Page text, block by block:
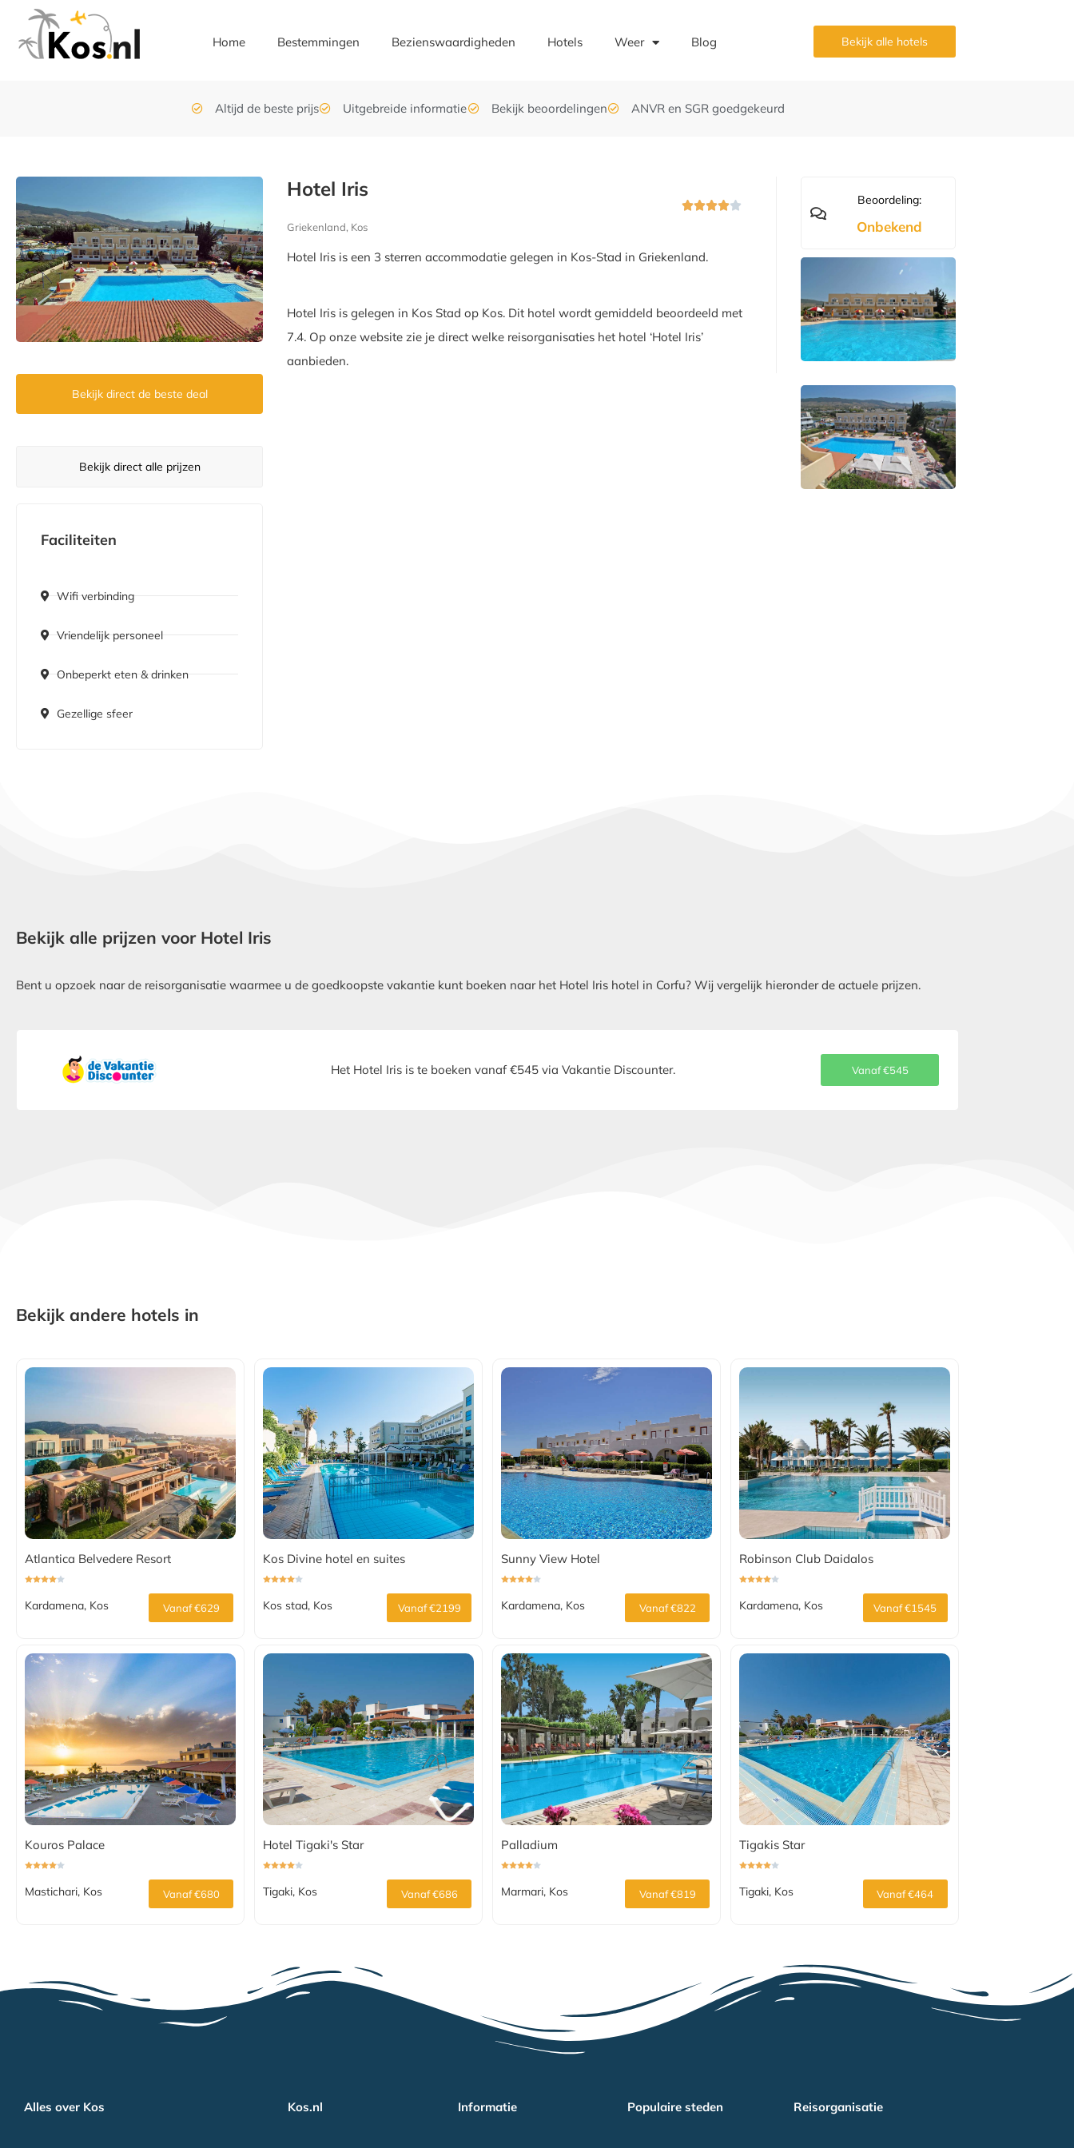
Home Bestemmingen Bezienswaardigheden Hotels Weer Blog Bekijk alle hotels
Altijd de beste prijs Uitgebreide informatie Bekijk beoordelingen ANVR en SGR goedgekeurd
Bekijk direct de beste deal
Bekijk direct alle prijzen
Faciliteiten
Wifi verbinding
Vriendelijk personeel
Onbeperkt eten & drinken
Gezellige sfeer
Hotel Iris
Griekenland, Kos

Hotel Iris is een 3 sterren accommodatie gelegen in Kos-Stad in Griekenland.
Hotel Iris is gelegen in Kos Stad op Kos. Dit hotel wordt gemiddeld beoordeeld met
7.4. Op onze website zie je direct welke reisorganisaties het hotel ‘Hotel Iris’
aanbieden.
Beoordeling:
Onbekend
Bekijk alle prijzen voor Hotel Iris
Bent u opzoek naar de reisorganisatie waarmee u de goedkoopste vakantie kunt boeken naar het Hotel Iris hotel in Corfu? Wij vergelijk hieronder de actuele prijzen.
Het Hotel Iris is te boeken vanaf €545 via Vakantie Discounter. Vanaf €545
Bekijk andere hotels in
Atlantica Belvedere Resort
Kardamena, Kos Vanaf €629
Kos Divine hotel en suites
Kos stad, Kos Vanaf €2199
Sunny View Hotel
Kardamena, Kos Vanaf €822
Robinson Club Daidalos
Kardamena, Kos Vanaf €1545
Kouros Palace
Mastichari, Kos Vanaf €680
Hotel Tigaki's Star
Tigaki, Kos Vanaf €686
Palladium
Marmari, Kos Vanaf €819
Tigakis Star
Tigaki, Kos Vanaf €464
Alles over Kos Kos.nl Informatie Populaire steden Reisorganisatie